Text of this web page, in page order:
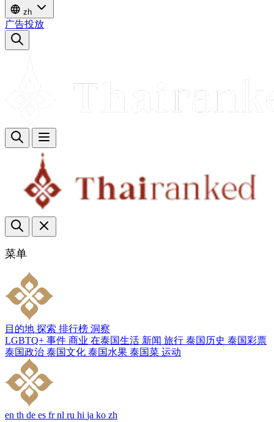
zh
广告投放
菜单
目的地 探索 排行榜 洞察
LGBTQ+ 事件 商业 在泰国生活 新闻 旅行 泰国历史 泰国彩票
泰国政治 泰国文化 泰国水果 泰国菜 运动
en th de es fr nl ru hi ja ko zh